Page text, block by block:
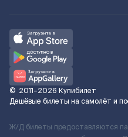
© 2011–2026 Купибилет
Дешёвые билеты на самолёт и
Ж/Д билеты предоставляются